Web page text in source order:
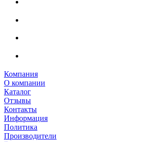
Компания
О компании
Каталог
Отзывы
Контакты
Информация
Политика
Производители